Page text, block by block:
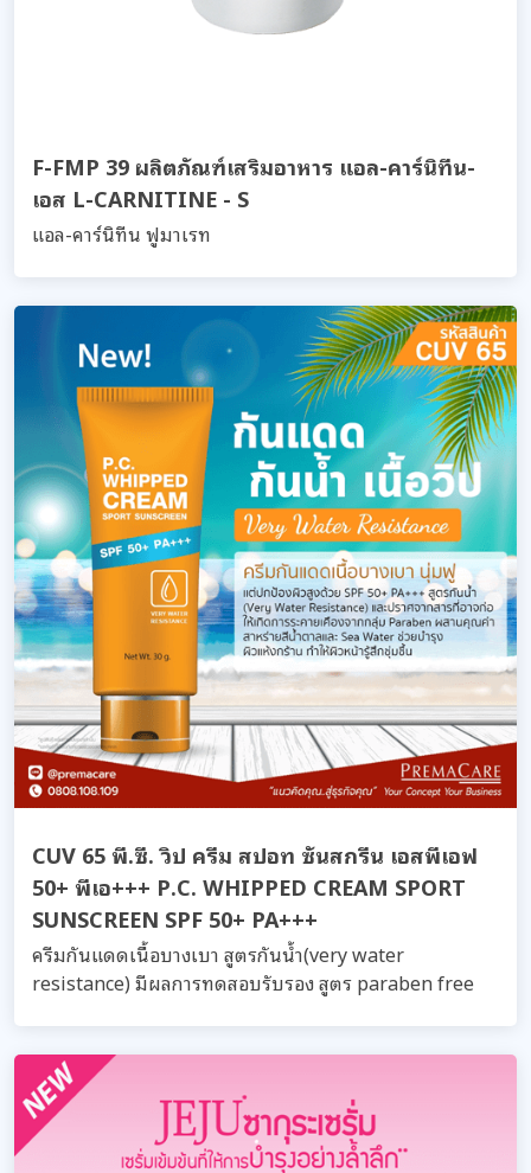
F-FMP 39 ผลิตภัณฑ์เสริมอาหาร แอล-คาร์นิทีน-
เอส L-CARNITINE - S
แอล-คาร์นิทีน ฟูมาเรท
CUV 65 พี.ซี. วิป ครีม สปอท ซันสกรีน เอสพีเอฟ
50+ พีเอ+++ P.C. WHIPPED CREAM SPORT
SUNSCREEN SPF 50+ PA+++
ครีมกันแดดเนื้อบางเบา สูตรกันน้ำ(very water
resistance) มีผลการทดสอบรับรอง สูตร paraben free